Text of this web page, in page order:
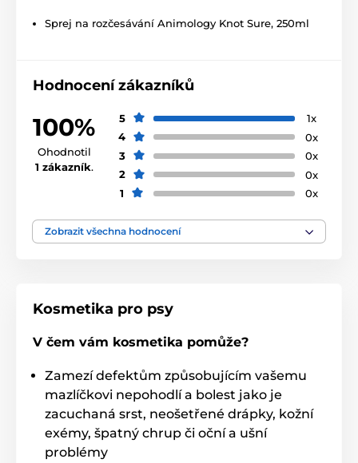
Kondicionéry
Sprej na rozčesávání Animology Knot Sure, 250ml
Hodnocení zákazníků
100%
Ohodnotil
1 zákazník.
5
1x
4
0x
3
0x
2
0x
1
0x
Zobrazit všechna hodnocení
Kosmetika pro psy
V čem vám kosmetika pomůže?
Zamezí defektům způsobujícím vašemu
mazlíčkovi nepohodlí a bolest jako je
zacuchaná srst, neošetřené drápky, kožní
exémy, špatný chrup či oční a ušní
problémy